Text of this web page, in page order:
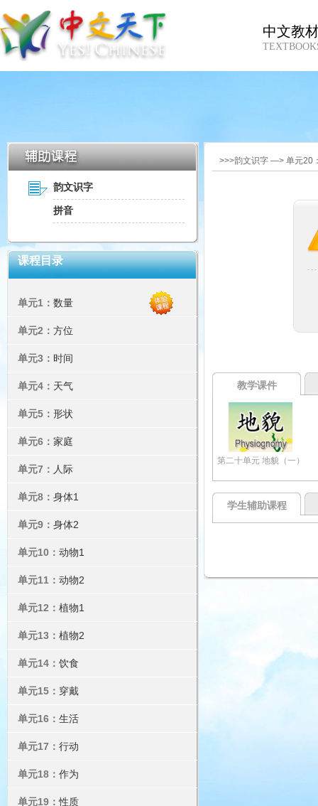
中文教
韵文识字
拼音
课程目录
单元1： 数量
单元2： 方位
单元3： 时间
单元4： 天气
单元5： 形状
单元6： 家庭
单元7： 人际
单元8： 身体1
单元9： 身体2
单元10： 动物1
单元11： 动物2
单元12： 植物1
单元13： 植物2
单元14： 饮食
单元15： 穿戴
单元16： 生活
单元17： 行动
单元18： 作为
单元19：性质
>>>韵文识字 —> 单元20
教学课件
第二十单元 地貌（一）
学生辅助课程